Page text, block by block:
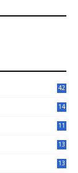
42
14
11
13
13